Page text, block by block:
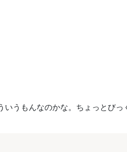
うもんなのかな。ちょっとびっ